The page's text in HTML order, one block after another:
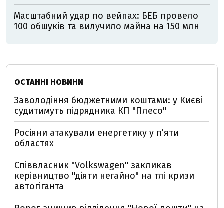
Масштабний удар по вейпах: БЕБ провело
100 обшуків та вилучило майна на 150 млн
ОСТАННІ НОВИНИ
Заволодіння бюджетними коштами: у Києві
судитимуть підрядника КП "Плесо"
Росіяни атакували енергетику у пʼяти
областях
Співвласник "Volkswagen" закликав
керівництво "діяти негайно" на тлі кризи
автогіганта